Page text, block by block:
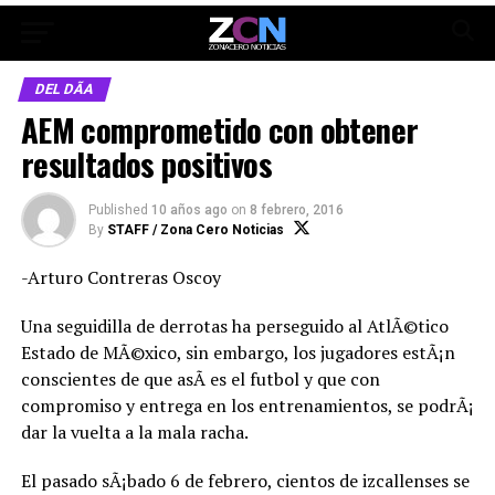
DEL DÃ­A
AEM comprometido con obtener
resultados positivos
Published 10 años ago on 8 febrero, 2016
By STAFF / Zona Cero Noticias
-Arturo Contreras Oscoy
Una seguidilla de derrotas ha perseguido al AtlÃ©tico
Estado de MÃ©xico, sin embargo, los jugadores estÃ¡n
conscientes de que asÃ­ es el futbol y que con
compromiso y entrega en los entrenamientos, se podrÃ¡
dar la vuelta a la mala racha.
El pasado sÃ¡bado 6 de febrero, cientos de izcallenses se